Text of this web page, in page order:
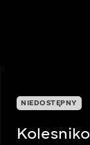
NIEDOSTĘPNY